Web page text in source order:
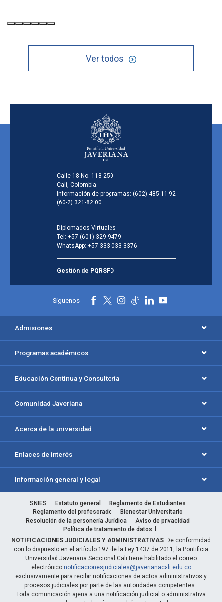
Ver todos
Calle 18 No. 118-250
Cali, Colombia.
Información de programas: (602) 485-11 92
(60-2) 321-82 00
Diplomados Virtuales
Tel: +57 (601) 329 9479
WhatsApp: +57 333 033 3376
Gestión de PQRSFD
Síguenos
Admisiones
Programas académicos
Educación Continua y Consultoría
Comunidad Javeriana
Acerca de la universidad
Enlaces de interés
Información general y legal
SNIES Estatuto general
Reglamento de Estudiantes
Reglamento del profesorado
Bienestar Universitario
Resolución de la personería Jurídica
Aviso de privacidad
Política de tratamiento de datos
NOTIFICACIONES JUDICIALES Y ADMINISTRATIVAS: De conformidad
con lo dispuesto en el artículo 197 de la Ley 1437 de 2011, la Pontificia
Universidad Javeriana Seccional Cali tiene habilitado el correo
electrónico notificacionesjudiciales@javerianacali.edu.co
exclusivamente para recibir notificaciones de actos administrativos y
procesos judiciales por parte de las autoridades competentes.
Toda comunicación ajena a una notificación judicial o administrativa